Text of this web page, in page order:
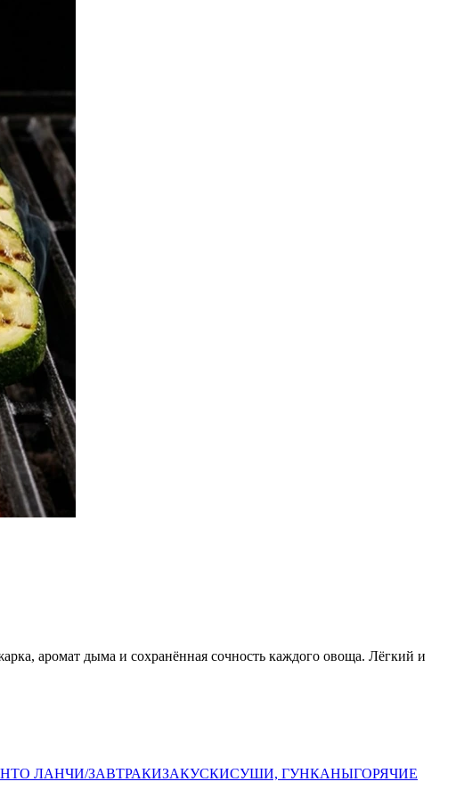
аромат дыма и сохранённая сочность каждого овоща. Лёгкий и
ЛАНЧИ/ЗАВТРАКИЗАКУСКИСУШИ, ГУНКАНЫГОРЯЧИЕ